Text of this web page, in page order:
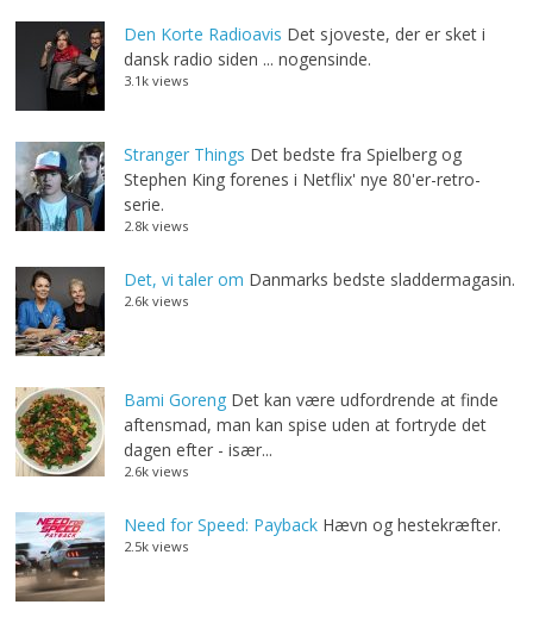
Den Korte Radioavis Det sjoveste, der er sket i
dansk radio siden ... nogensinde.
3.1k views
Stranger Things Det bedste fra Spielberg og
Stephen King forenes i Netflix' nye 80'er-retro-
serie.
2.8k views
Det, vi taler om Danmarks bedste sladdermagasin.
2.6k views
Bami Goreng Det kan være udfordrende at finde
aftensmad, man kan spise uden at fortryde det
dagen efter - især...
2.6k views
Need for Speed: Payback Hævn og hestekræfter.
2.5k views